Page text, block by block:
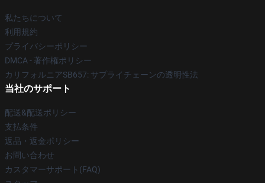
私たちについて
利用規約
プライバシーポリシー
DMCA - 著作権ポリシー
カリフォルニアSB657: サプライチェーンの透明性法
当社のサポート
配送&配送ポリシー
支払条件
返品・返金ポリシー
お問い合わせ
カスタマーサポート(FAQ)